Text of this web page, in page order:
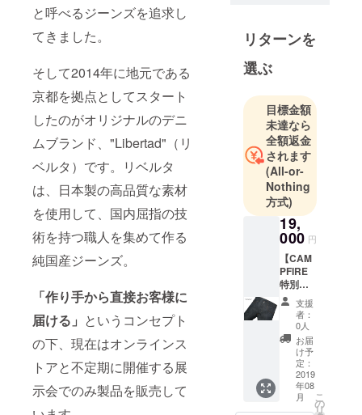
と呼べるジーンズを追求し
てきました。
そして2014年に地元である
京都を拠点としてスタート
したのがオリジナルのデニ
ムブランド、"Libertad"（リ
ベルタ）です。リベルタ
は、日本製の高品質な素材
を使用して、国内屈指の技
術を持つ職人を集めて作る
純国産ジーンズ。
「作り手から直接お客様に
届ける」 というコンセプト
の下、現在はオンラインス
トアと不定期に開催する展
示会でのみ製品を販売して
プトの下、
専門店への
卸売りは行
わずオンラ
インストア
と不定期に
開催する展
示会でのみ
製品を販
売。
リターンを
選ぶ
目標金額
未達なら
全額返金
されます
(All-or-
Nothing
方式)
19,
000 円
【CAM
PFIRE
特別価
格
16%OF
◆Libert
ad定番
ジーン
ズ"Jim
babwe"
（ジン
支援
者：
0人
お届
け予
定：
2019
年08
月
こ
の
リ